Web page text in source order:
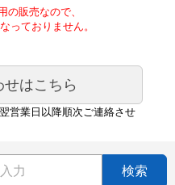
の販売なので、
っておりません。
はこちら
営業日以降順次ご連絡させ
検索